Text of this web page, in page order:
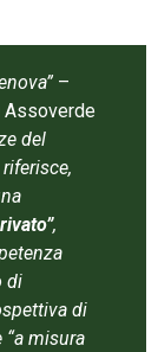
–
Assoverde
del
,
di
di
“a misura